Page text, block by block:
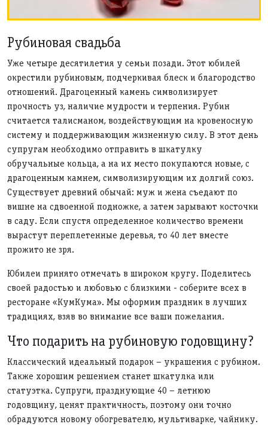
Рубиновая свадьба
Уже четыре десятилетия у семьи позади. Этот юбилей
окрестили рубиновым, подчеркивая блеск и благородство
отношений. Драгоценный камень символизирует
прочность уз, наличие мудрости и терпения. Рубин
считается талисманом, воздействующим на кровеносную
систему и поддерживающим жизненную силу. В этот день
супругам необходимо отправить в шкатулку
обручальные кольца, а на их место покупаются новые, с
драгоценным камнем, символизирующим их долгий союз.
Существует древний обычай: муж и жена съедают по
вишне на сдвоенной подножке, а затем зарывают косточки
в саду. Если спустя определенное количество времени
вырастут переплетенные деревья, то 40 лет вместе
прожито не зря.
Юбилеи принято отмечать в широком кругу. Поделитесь
своей радостью и любовью с близкими - соберите всех в
ресторане «КумКума». Мы оформим праздник в лучших
традициях, взяв во внимание все ваши пожелания.
Что подарить на рубиновую годовщину?
Классический идеальный подарок – украшения с рубином.
Также хорошим решением станет шкатулка или
статуэтка. Супруги, празднующие 40 – летнюю
годовщину, ценят практичность, поэтому они точно
обрадуются новому обогревателю, мультиварке, чайнику.